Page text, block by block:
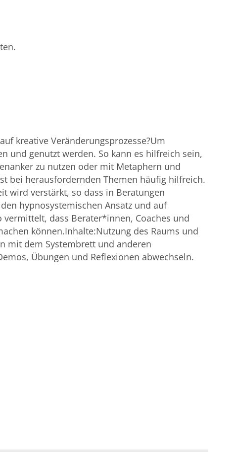
kreative Veränderungsprozesse?Um
und genutzt werden. So kann es hilfreich sein,
zu nutzen oder mit Metaphern und
bei herausfordernden Themen häufig hilfreich.
wird verstärkt, so dass in Beratungen
hypnosystemischen Ansatz und auf
dass Berater*innen, Coaches und
können.Inhalte:Nutzung des Raums und
mit dem Systembrett und anderen
Übungen und Reflexionen abwechseln.